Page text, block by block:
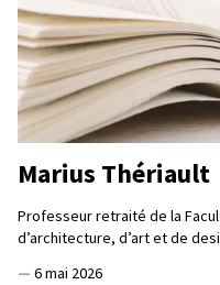
Marius Thériault
Professeur retraité de la
d’architecture, d’art et de
— 6 mai 2026